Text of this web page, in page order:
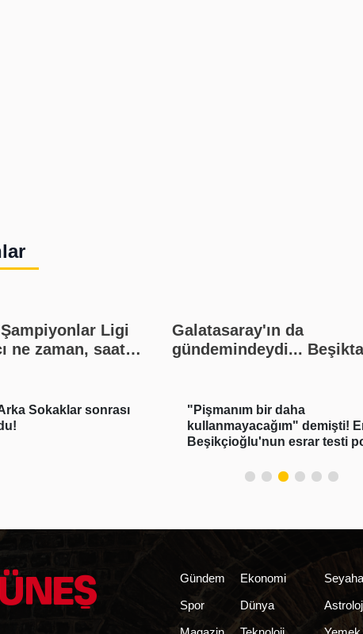
Ligi
ne zaman, saat
Galatasaray'ın da
gündemindeydi...
Sokaklar sonrası
"Pişmanım bir daha
kullanmayacağım" demişti!
Beşikçioğlu'nun esrar testi
Gündem
Spor
Ekonomi
Dünya